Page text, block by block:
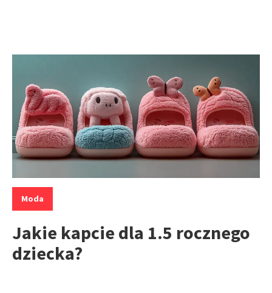
Kategorie:
Moda
Jakie kapcie dla 1.5 rocznego
dziecka?